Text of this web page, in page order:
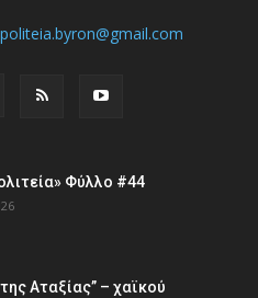
Φύλλο #44
Αταξίας” – χαϊκού